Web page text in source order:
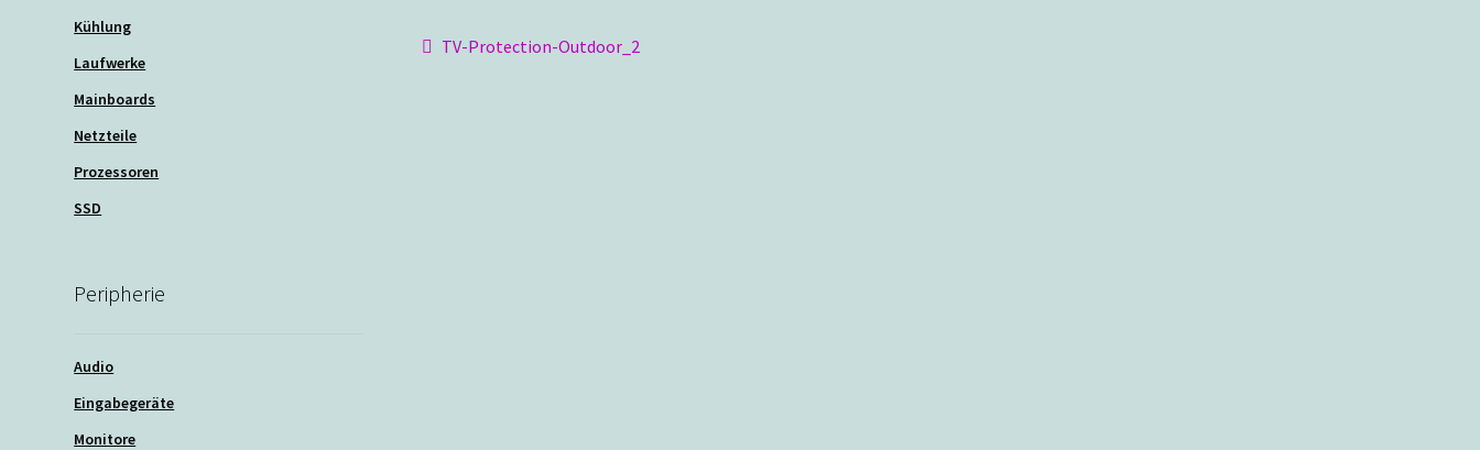
Beitragsnavigation
Vorheriger
TV-Protection-Outdoor_2
Kühlung
Laufwerke
Mainboards
Netzteile
Prozessoren
SSD
Peripherie
Audio
Eingabegeräte
Monitore